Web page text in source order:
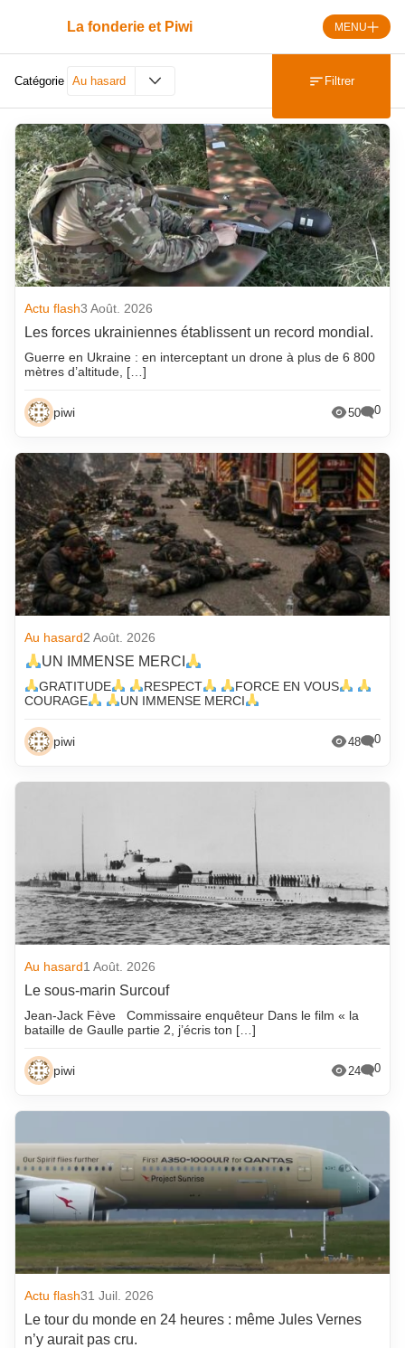
La fonderie et Piwi MENU
Catégorie Au hasard
Dérnières publications
Derniers Commentaires
AAESFF
Actu flash
Actualité Emploi
Agenda
ATF
Au hasard
Automobile
Economie
Emploi
Environnement/C02
Evènements
Fonderie amateur
Fonderie d'art
Forge
fournisseurs partenaires
IA
Non classée
Qui est qui
Réunions
Selon la presse
Technique
Vie des fonderies
Wiki fonderie
Filtrer
Actu flash3 Août. 2026
Les forces ukrainiennes établissent un record mondial.
Guerre en Ukraine : en interceptant un drone à plus de 6 800
mètres d’altitude, […]
piwi 50 0
Au hasard2 Août. 2026
UN IMMENSE MERCI
GRATITUDE RESPECT
FORCE EN VOUS
COURAGE
UN IMMENSE MERCI
piwi 48 0
Au hasard1 Août. 2026
Le sous-marin Surcouf
Jean-Jack Fève Commissaire enquêteur Dans le film « la
bataille de Gaulle partie 2, j’écris ton […]
piwi 24 0
Actu flash31 Juil. 2026
Le tour du monde en 24 heures : même Jules Vernes
n’y aurait pas cru.